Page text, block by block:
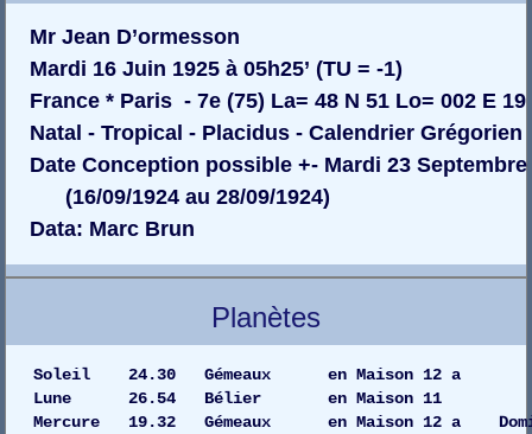
Mr Jean D’ormesson
Mardi 16 Juin 1925 à 05h25’ (TU = -1)
France * Paris - 7e (75) La= 48 N 51 Lo= 002 E 19
Natal - Tropical - Placidus - Calendrier Grégorien
Date Conception possible +- Mardi 23 Septembre
(16/09/1924 au 28/09/1924)
Data: Marc Brun
Planètes
Soleil 24.30 Gémeaux en Maison
Lune 26.54 Bélier en
Mercure 19.32 Gémeaux en Maison 12 a